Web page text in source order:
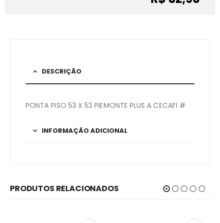
DESCRIÇÃO
PONTA PISO 53 X 53 PIEMONTE PLUS A CECAFI #
INFORMAÇÃO ADICIONAL
PRODUTOS RELACIONADOS